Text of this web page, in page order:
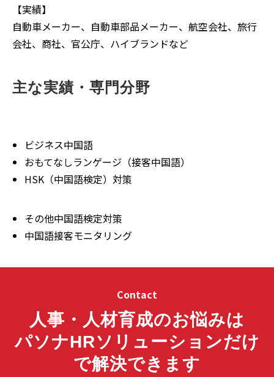
【実績】
自動車メーカー、自動車部品メーカー、航空会社、旅行
会社、商社、官公庁、ハイブランドなど
主な実績・専門分野
ビジネス中国語
おもてなしランゲージ（接客中国語）
HSK（中国語検定）対策
その他中国語検定対策
中国語接客モニタリング
Contact
人事・人材育成のお悩みは
パソナHRソリューションだけ
で解決できます